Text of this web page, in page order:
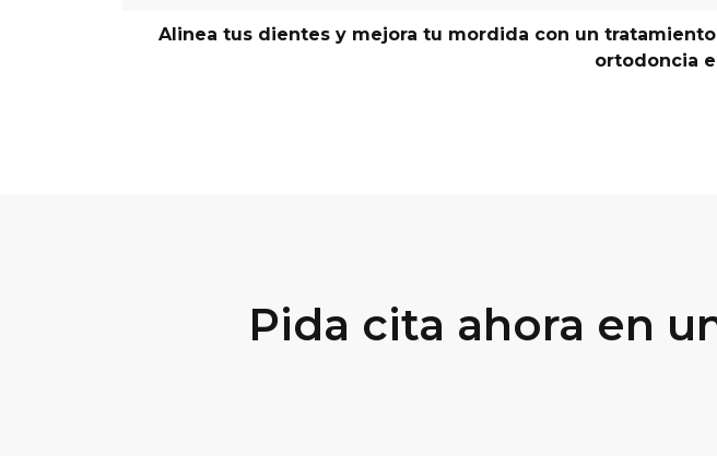
Alinea tus dientes y mejora tu mordida con un
ortodoncia
Pida cita ahora en